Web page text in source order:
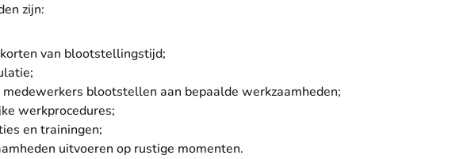
zijn:
van blootstellingstijd;
medewerkers blootstellen aan bepaalde werkzaamheden;
werkprocedures;
en trainingen;
uitvoeren op rustige momenten.